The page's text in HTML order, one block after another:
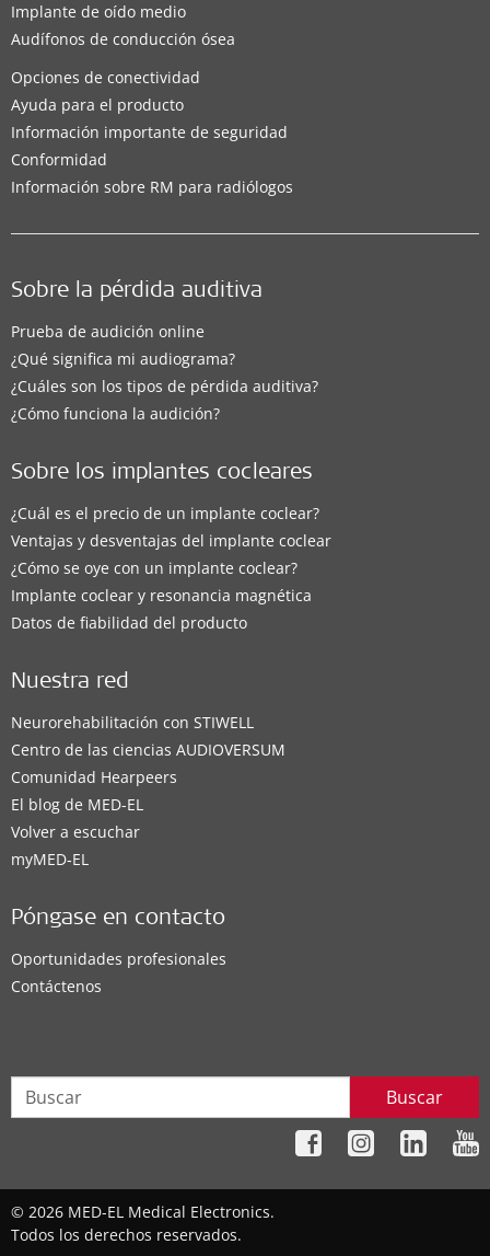
Implante de oído medio
Audífonos de conducción ósea
Opciones de conectividad
Ayuda para el producto
Información importante de seguridad
Conformidad
Información sobre RM para radiólogos
Sobre la pérdida auditiva
Prueba de audición online
¿Qué significa mi audiograma?
¿Cuáles son los tipos de pérdida auditiva?
¿Cómo funciona la audición?
Sobre los implantes cocleares
¿Cuál es el precio de un implante coclear?
Ventajas y desventajas del implante coclear
¿Cómo se oye con un implante coclear?
Implante coclear y resonancia magnética
Datos de fiabilidad del producto
Nuestra red
Neurorehabilitación con STIWELL
Centro de las ciencias AUDIOVERSUM
Comunidad Hearpeers
El blog de MED-EL
Volver a escuchar
myMED‑EL
Póngase en contacto
Oportunidades profesionales
Contáctenos
Buscar
© 2026 MED-EL Medical Electronics.
Todos los derechos reservados.